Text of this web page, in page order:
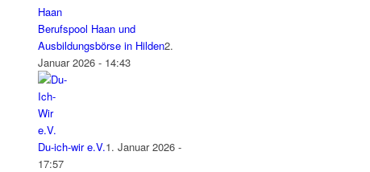
Berufspool Haan und
Ausbildungsbörse in Hilden2.
Januar 2026 - 14:43
Du-ich-wir e.V.1. Januar 2026 -
17:57